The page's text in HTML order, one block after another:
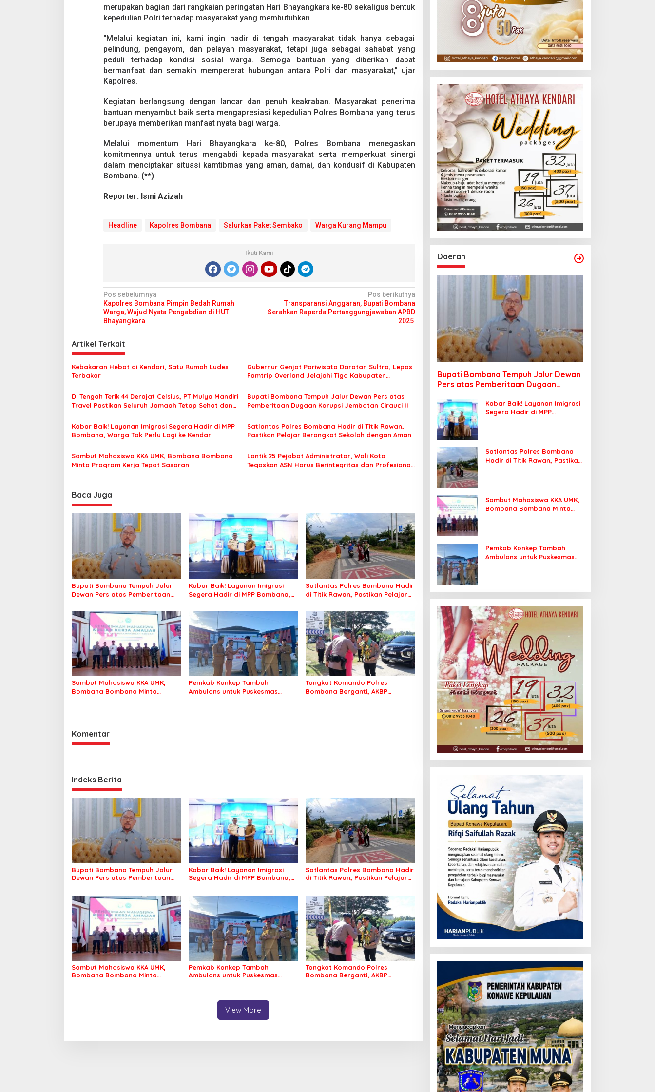
merupakan bagian dari rangkaian peringatan Hari Bhayangkara ke-80 sekaligus bentuk
kepedulian Polri terhadap masyarakat yang membutuhkan.
“Melalui kegiatan ini, kami ingin hadir di tengah masyarakat tidak hanya sebagai
pelindung, pengayom, dan pelayan masyarakat, tetapi juga sebagai sahabat yang
peduli terhadap kondisi sosial warga. Semoga bantuan yang diberikan dapat
bermanfaat dan semakin mempererat hubungan antara Polri dan masyarakat,” ujar
Kapolres.
Kegiatan berlangsung dengan lancar dan penuh keakraban. Masyarakat penerima
bantuan menyambut baik serta mengapresiasi kepedulian Polres Bombana yang terus
berupaya memberikan manfaat nyata bagi warga.
Melalui momentum Hari Bhayangkara ke-80, Polres Bombana menegaskan
komitmennya untuk terus mengabdi kepada masyarakat serta memperkuat sinergi
dalam menciptakan situasi kamtibmas yang aman, damai, dan kondusif di Kabupaten
Bombana. (**)
Reporter: Ismi Azizah
Headline Kapolres Bombana Salurkan Paket Sembako Warga Kurang Mampu
Ikuti Kami
N
a
v
i
g
a
i
p
o
s
Pos sebelumnya
Kapolres Bombana Pimpin Bedah Rumah
Warga, Wujud Nyata Pengabdian di HUT
Bhayangkara
Pos berikutnya
Transparansi Anggaran, Bupati Bombana
Serahkan Raperda Pertanggungjawaban APBD
2025
Artikel Terkait
Kebakaran Hebat di Kendari, Satu Rumah Ludes
Terbakar
Gubernur Genjot Pariwisata Daratan Sultra, Lepas
Famtrip Overland Jelajahi Tiga Kabupaten
Di Tengah Terik 44 Derajat Celsius, PT Mulya Mandiri
Travel Pastikan Seluruh Jamaah Tetap Sehat dan
Bupati Bombana Tempuh Jalur Dewan Pers atas
Pemberitaan Dugaan Korupsi Jembatan Cirauci II
Kabar Baik! Layanan Imigrasi Segera Hadir di MPP
Bombana, Warga Tak Perlu Lagi ke Kendari
Satlantas Polres Bombana Hadir di Titik Rawan,
Pastikan Pelajar Berangkat Sekolah dengan Aman
Sambut Mahasiswa KKA UMK, Bombana Bombana
Minta Program Kerja Tepat Sasaran
Lantik 25 Pejabat Administrator, Wali Kota
Tegaskan ASN Harus Berintegritas dan Profesional
Baca Juga
Bupati Bombana Tempuh Jalur
Dewan Pers atas Pemberitaan
Cirauci II
Kabar Baik! Layanan Imigrasi
Segera Hadir di MPP Bombana,
Satlantas Polres Bombana Hadir
di Titik Rawan, Pastikan Pelajar
Sambut Mahasiswa KKA UMK,
Bombana Bombana Minta
Pemkab Konkep Tambah
Ambulans untuk Puskesmas
Tongkat Komando Polres
Bombana Berganti, AKBP
Komentar
Indeks Berita
Bupati Bombana Tempuh Jalur
Dewan Pers atas Pemberitaan
Kabar Baik! Layanan Imigrasi
Segera Hadir di MPP Bombana,
Satlantas Polres Bombana Hadir
di Titik Rawan, Pastikan Pelajar
Sambut Mahasiswa KKA UMK,
Bombana Bombana Minta
Pemkab Konkep Tambah
Ambulans untuk Puskesmas
Tongkat Komando Polres
Bombana Berganti, AKBP
View More
Daerah
Bupati Bombana Tempuh Jalur Dewan
Pers atas Pemberitaan Dugaan
Kabar Baik! Layanan Imigrasi
Segera Hadir di MPP
Satlantas Polres Bombana
Hadir di Titik Rawan, Pastikan
Sambut Mahasiswa KKA UMK,
Bombana Bombana Minta
Pemkab Konkep Tambah
Ambulans untuk Puskesmas